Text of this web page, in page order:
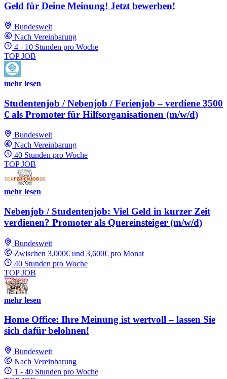
Geld für Deine Meinung! Jetzt bewerben!
Bundesweit
Nach Vereinbarung
4 - 10 Stunden pro Woche
TOP JOB
mehr lesen
Studentenjob / Nebenjob / Ferienjob – verdiene 3500
€ als Promoter für Hilfsorganisationen (m/w/d)
Bundesweit
Nach Vereinbarung
40 Stunden pro Woche
TOP JOB
mehr lesen
Nebenjob / Studentenjob: Viel Geld in kurzer Zeit
verdienen? Promoter als Quereinsteiger (m/w/d)
Bundesweit
Zwischen 3,000€ und 3,600€ pro Monat
40 Stunden pro Woche
TOP JOB
mehr lesen
Home Office: Ihre Meinung ist wertvoll – lassen Sie
sich dafür belohnen!
Bundesweit
Nach Vereinbarung
1 - 40 Stunden pro Woche